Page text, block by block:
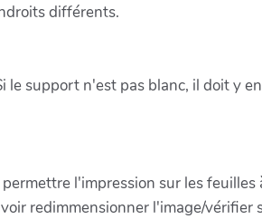
différents.
support n'est pas blanc, il doit y
l'impression sur les feuilles
redimmensionner l'image/vérifier